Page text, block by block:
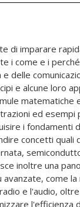
di imparare
i come e i
comunicazioni. I singoli
e alcune loro
matematiche
ed esempi
i fondamenti
concetti quali
inoltre una
avanzate, come
e l'audio,
l'efficienza